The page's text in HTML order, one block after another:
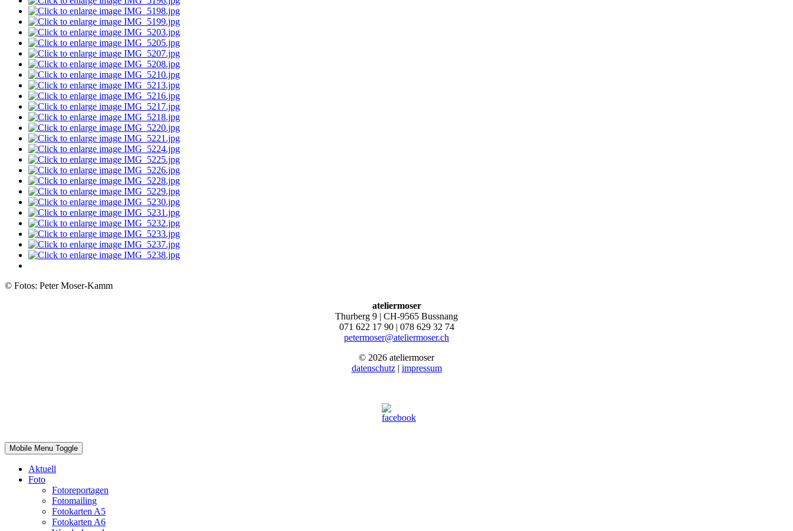
© Fotos: Peter Moser-Kamm
ateliermoser
Thurberg 9 | CH-9565 Bussnang
071 622 17 90 | 078 629 32 74
petermoser@ateliermoser.ch
© 2026 ateliermoser
datenschutz| impressum
Mobile Menu Toggle
Aktuell
Foto
Fotoreportagen
Fotomailing
Fotokarten A5
Fotokarten A6